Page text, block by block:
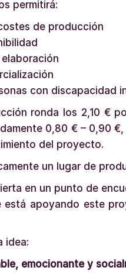
permitirá:
de producción
con discapacidad
ronda los 2,10 €
0,80 € – 0,90
del proyecto.
un lugar de
en un punto de
está apoyando este
idea:
emocionante y